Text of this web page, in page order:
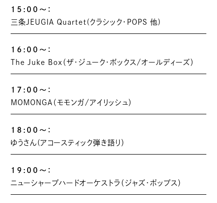
15:00～：
三条JEUGIA Quartet(クラシック・POPS 他)
16:00～：
The Juke Box（ザ・ジューク・ボックス/オールディーズ）
17:00～：
MOMONGA（モモンガ/アイリッシュ）
18:00～：
ゆうさん(アコースティック弾き語り）
19:00～：
ニューシャープハードオーケストラ（ジャズ・ポップス）